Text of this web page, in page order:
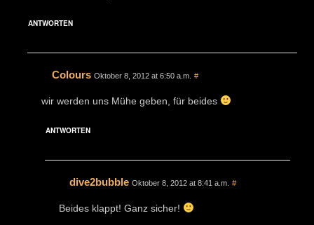
ANTWORTEN
Colours Oktober 8, 2012 at 6:50 a.m. #
wir werden uns Mühe geben, für beides
ANTWORTEN
dive2bubble Oktober 8, 2012 at 8:41 a.m. #
Beides klappt! Ganz sicher!